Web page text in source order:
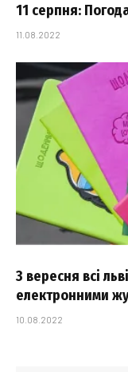
11 серпня:
11.08.2022
З вересня всі
електронними
10.08.2022